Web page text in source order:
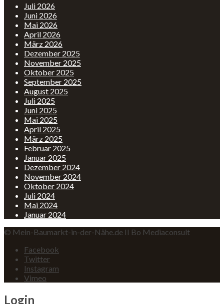
Juli 2026
Juni 2026
Mai 2026
April 2026
März 2026
Dezember 2025
November 2025
Oktober 2025
September 2025
August 2025
Juli 2025
Juni 2025
Mai 2025
April 2025
März 2025
Februar 2025
Januar 2025
Dezember 2024
November 2024
Oktober 2024
Juli 2024
Mai 2024
Januar 2024
© Mein-Baumarkt-in-der-Nähe.de II Bo Mediaconsult
Facebook
Twitter
Instagram
Vimeo
Login